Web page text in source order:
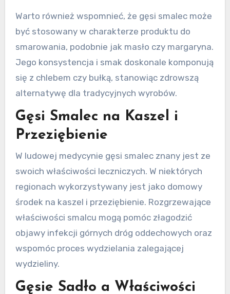
Warto również wspomnieć, że gęsi smalec może
być stosowany w charakterze produktu do
smarowania, podobnie jak masło czy margaryna.
Jego konsystencja i smak doskonale komponują
się z chlebem czy bułką, stanowiąc zdrowszą
alternatywę dla tradycyjnych wyrobów.
Gęsi Smalec na Kaszel i
Przeziębienie
W ludowej medycynie gęsi smalec znany jest ze
swoich właściwości leczniczych. W niektórych
regionach wykorzystywany jest jako domowy
środek na kaszel i przeziębienie. Rozgrzewające
właściwości smalcu mogą pomóc złagodzić
objawy infekcji górnych dróg oddechowych oraz
wspomóc proces wydzielania zalegającej
wydzieliny.
Gęsie Sadło a Właściwości